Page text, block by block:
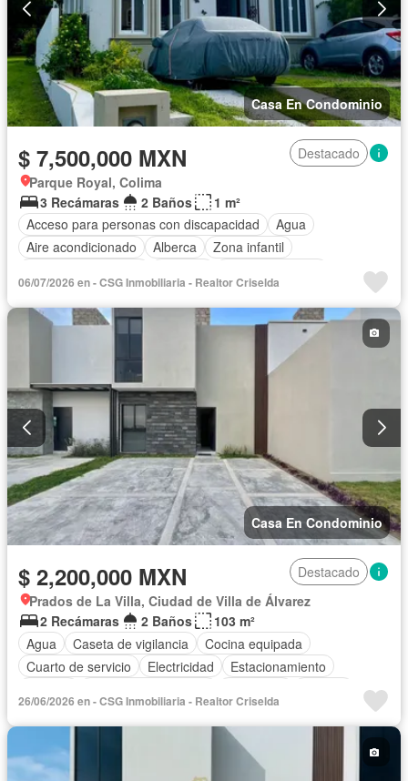
Casa En Condominio
$ 7,500,000 MXN
Destacado
Parque Royal, Colima
3 Recámaras
2 Baños
1 m²
Acceso para personas con discapacidad
Agua
Aire acondicionado
Alberca
Zona infantil
Cuarto de Limpieza
Electricidad
Estacionamiento
Internet
Jardín Recámara con closet Terraza
Wifi
Sin amueblar
06/07/2026 en - CSG Inmobiliaria - Realtor Criselda
Casa En Condominio
$ 2,200,000 MXN
Destacado
Prados de La Villa, Ciudad de Villa de Álvarez
2 Recámaras
2 Baños
103 m²
Agua
Caseta de vigilancia
Cocina equipada
Cuarto de servicio
Electricidad
Estacionamiento
Sin amueblar
26/06/2026 en - CSG Inmobiliaria - Realtor Criselda